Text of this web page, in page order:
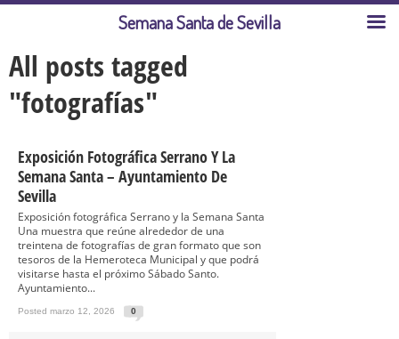
All posts tagged
"fotografías"
Exposición Fotográfica Serrano Y La
Semana Santa – Ayuntamiento De
Sevilla
Exposición fotográfica Serrano y la Semana Santa
Una muestra que reúne alrededor de una
treintena de fotografías de gran formato que son
tesoros de la Hemeroteca Municipal y que podrá
visitarse hasta el próximo Sábado Santo.
Ayuntamiento...
Posted marzo 12, 2026 0
Semana Santa de Sevilla